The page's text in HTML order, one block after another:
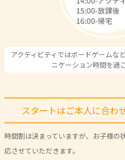
アクティビティではボードゲームな
ニケーション時間を過
スタートはご本人に合わ
時間割は決まっていますが、お子様の
応させていただきます。